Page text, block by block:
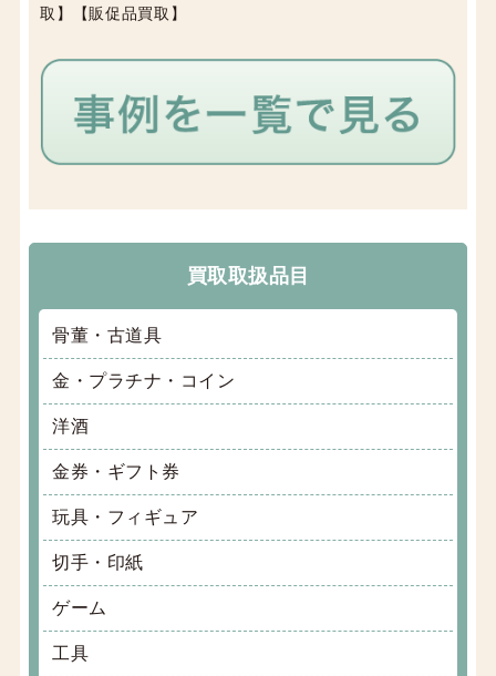
取】【販促品買取】
買取取扱品目
骨董・古道具
金・プラチナ・コイン
洋酒
金券・ギフト券
玩具・フィギュア
切手・印紙
ゲーム
工具